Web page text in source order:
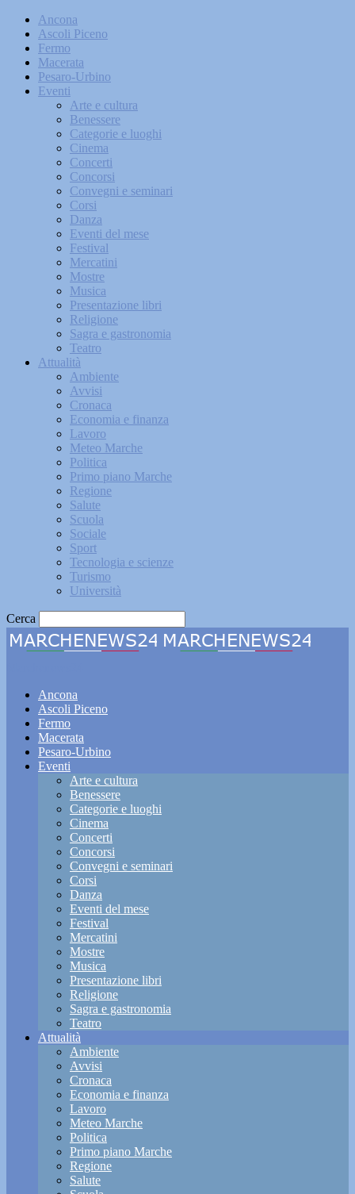
Ancona
Ascoli Piceno
Fermo
Macerata
Pesaro-Urbino
Eventi
Arte e cultura
Benessere
Categorie e luoghi
Cinema
Concerti
Concorsi
Convegni e seminari
Corsi
Danza
Eventi del mese
Festival
Mercatini
Mostre
Musica
Presentazione libri
Religione
Sagra e gastronomia
Teatro
Attualità
Ambiente
Avvisi
Cronaca
Economia e finanza
Lavoro
Meteo Marche
Politica
Primo piano Marche
Regione
Salute
Scuola
Sociale
Sport
Tecnologia e scienze
Turismo
Università
Cerca
Ancona
Ascoli Piceno
Fermo
Macerata
Pesaro-Urbino
Eventi
Arte e cultura
Benessere
Categorie e luoghi
Cinema
Concerti
Concorsi
Convegni e seminari
Corsi
Danza
Eventi del mese
Festival
Mercatini
Mostre
Musica
Presentazione libri
Religione
Sagra e gastronomia
Teatro
Attualità
Ambiente
Avvisi
Cronaca
Economia e finanza
Lavoro
Meteo Marche
Politica
Primo piano Marche
Regione
Salute